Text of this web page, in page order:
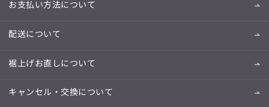
お支払い方法について
配送について
裾上げお直しについて
キャンセル・交換について